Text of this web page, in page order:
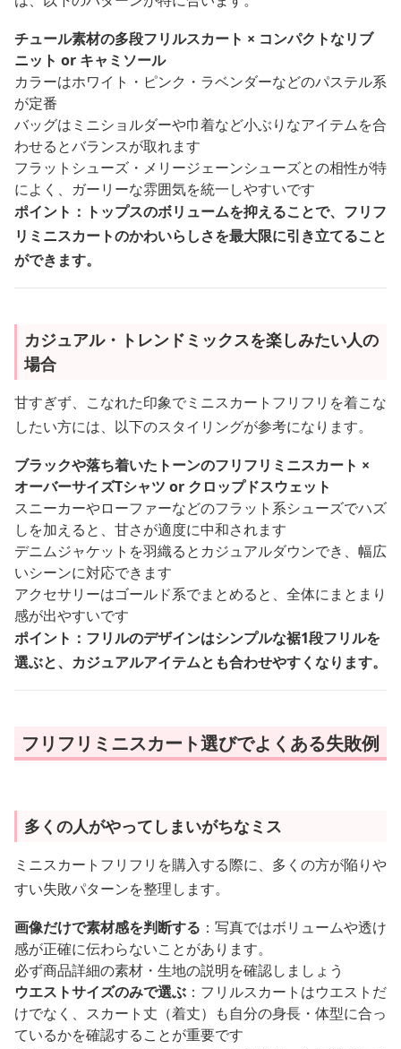
チュール素材の多段フリルスカート × コンパクトなリブ
ニット or キャミソール
カラーはホワイト・ピンク・ラベンダーなどのパステル系
が定番
バッグはミニショルダーや巾着など小ぶりなアイテムを合
わせるとバランスが取れます
フラットシューズ・メリージェーンシューズとの相性が特
によく、ガーリーな雰囲気を統一しやすいです
ポイント：トップスのボリュームを抑えることで、フリフ
リミニスカートのかわいらしさを最大限に引き立てること
ができます。
カジュアル・トレンドミックスを楽しみたい人の
場合
甘すぎず、こなれた印象でミニスカートフリフリを着こな
したい方には、以下のスタイリングが参考になります。
ブラックや落ち着いたトーンのフリフリミニスカート ×
オーバーサイズTシャツ or クロップドスウェット
スニーカーやローファーなどのフラット系シューズでハズ
しを加えると、甘さが適度に中和されます
デニムジャケットを羽織るとカジュアルダウンでき、幅広
いシーンに対応できます
アクセサリーはゴールド系でまとめると、全体にまとまり
感が出やすいです
ポイント：フリルのデザインはシンプルな裾1段フリルを
選ぶと、カジュアルアイテムとも合わせやすくなります。
フリフリミニスカート選びでよくある失敗例
多くの人がやってしまいがちなミス
ミニスカートフリフリを購入する際に、多くの方が陥りや
すい失敗パターンを整理します。
画像だけで素材感を判断する ：写真ではボリュームや透け
感が正確に伝わらないことがあります。
必ず商品詳細の素材・生地の説明を確認しましょう
ウエストサイズのみで選ぶ ：フリルスカートはウエストだ
けでなく、スカート丈（着丈）も自分の身長・体型に合っ
ているかを確認することが重要です